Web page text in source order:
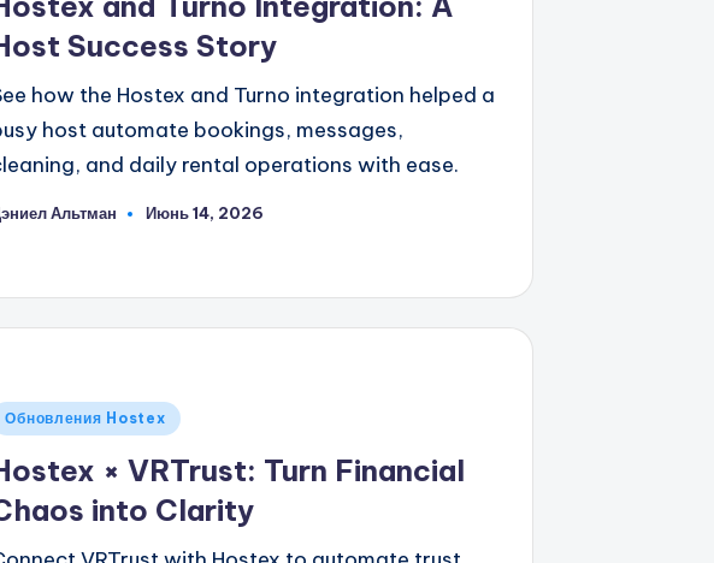
Success Story
how the Hostex and Turno integration helped a
host automate bookings, messages,
and daily rental operations with ease.
Альтман Июнь 14, 2026
Обновления Hostex
× VRTrust: Turn Financial
into Clarity